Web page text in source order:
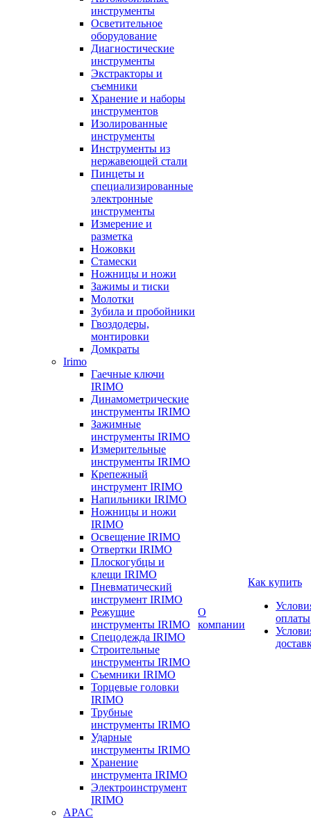
инструменты
Осветительное
оборудование
Диагностические
инструменты
Экстракторы и
съемники
Хранение и наборы
инструментов
Изолированные
инструменты
Инструменты из
нержавеющей стали
Пинцеты и
специализированные
электронные
инструменты
Измерение и
разметка
Ножовки
Стамески
Ножницы и ножи
Зажимы и тиски
Молотки
Зубила и пробойники
Гвоздодеры,
монтировки
Домкраты
Irimo
Гаечные ключи
IRIMO
Динамометрические
инструменты IRIMO
Зажимные
инструменты IRIMO
Измерительные
инструменты IRIMO
Крепежный
инструмент IRIMO
Напильники IRIMO
Ножницы и ножи
IRIMO
Освещение IRIMO
Отвертки IRIMO
Плоскогубцы и
клещи IRIMO
Пневматический
инструмент IRIMO
Режущие
инструменты IRIMO
Спецодежда IRIMO
Строительные
инструменты IRIMO
Съемники IRIMO
Торцевые головки
IRIMO
Трубные
инструменты IRIMO
Ударные
инструменты IRIMO
Хранение
инструмента IRIMO
Электроинструмент
IRIMO
APAC
О
компании
Как купить
оплаты